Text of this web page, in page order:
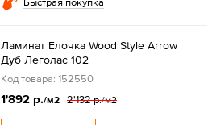
Ламинат Елочка Wood Style Arrow
Дуб Леголас 102
Код товара: 152550
1'892 р./м2 2'132 р./м2